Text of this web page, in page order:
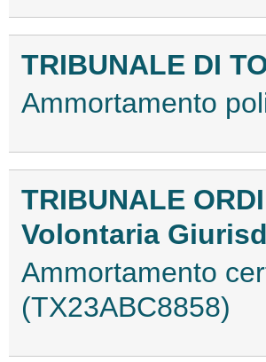
TRIBUNALE DI
Ammortamento
TRIBUNALE
Volontaria
Ammortamento
(TX23ABC8858)